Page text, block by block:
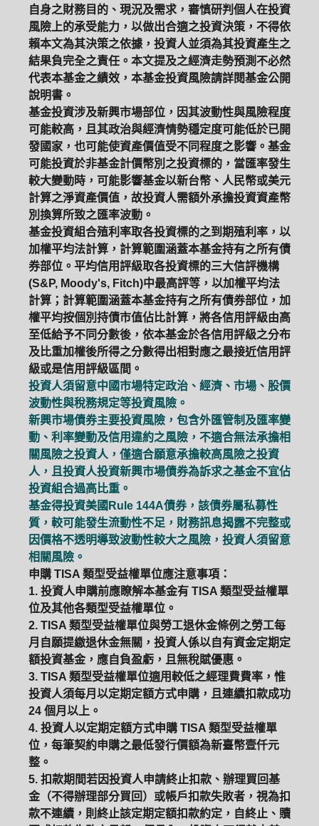
自身之財務目的、現況及需求，審慎研判個人在投資
風險上的承受能力，以做出合適之投資決策，不得依
賴本文為其決策之依據，投資人並須為其投資產生之
結果負完全之責任。本文提及之經濟走勢預測不必然
代表本基金之績效，本基金投資風險請詳閱基金公開
說明書。
基金投資涉及新興市場部位，因其波動性與風險程度
可能較高，且其政治與經濟情勢穩定度可能低於已開
發國家，也可能使資產價值受不同程度之影響。基金
可能投資於非基金計價幣別之投資標的，當匯率發生
較大變動時，可能影響基金以新台幣、人民幣或美元
計算之淨資產價值，故投資人需額外承擔投資資產幣
別換算所致之匯率波動。
基金投資組合殖利率取各投資標的之到期殖利率，以
加權平均法計算，計算範圍涵蓋本基金持有之所有債
券部位。平均信用評級取各投資標的三大信評機構
(S&P, Moody's, Fitch)中最高評等，以加權平均法
計算；計算範圍涵蓋本基金持有之所有債券部位，加
權平均按個別持債市值佔比計算，將各信用評級由高
至低給予不同分數後，依本基金於各信用評級之分布
及比重加權後所得之分數得出相對應之最接近信用評
級或是信用評級區間。
投資人須留意中國市場特定政治、經濟、市場、股價
波動性與稅務規定等投資風險。
新興市場債券主要投資風險，包含外匯管制及匯率變
動、利率變動及信用違約之風險，不適合無法承擔相
關風險之投資人，僅適合願意承擔較高風險之投資
人，且投資人投資新興市場債券為訴求之基金不宜佔
投資組合過高比重。
基金得投資美國Rule 144A債券，該債券屬私募性
質，較可能發生流動性不足，財務訊息揭露不完整或
因價格不透明導致波動性較大之風險，投資人須留意
相關風險。
申購 TISA 類型受益權單位應注意事項：
1. 投資人申購前應瞭解本基金有 TISA 類型受益權單
位及其他各類型受益權單位。
2. TISA 類型受益權單位與勞工退休金條例之勞工每
月自願提繳退休金無關，投資人係以自有資金定期定
額投資基金，應自負盈虧，且無稅賦優惠。
3. TISA 類型受益權單位適用較低之經理費費率，惟
投資人須每月以定期定額方式申購，且連續扣款成功
24 個月以上。
4. 投資人以定期定額方式申購 TISA 類型受益權單
位，每筆契約申購之最低發行價額為新臺幣壹仟元
整。
5. 扣款期間若因投資人申請終止扣款、辦理買回基
金（不得辦理部分買回）或帳戶扣款失敗者，視為扣
款不連續，則終止該定期定額扣款約定，自終止、贖